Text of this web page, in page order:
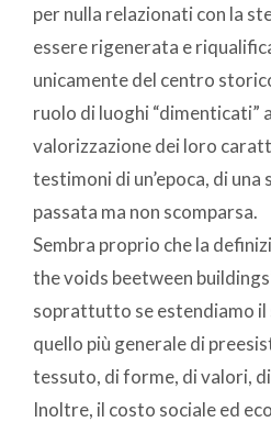
per nulla relazionati con la
essere rigenerata e
unicamente del centro
ruolo di luoghi “dimenticati”
valorizzazione dei loro
testimoni di un’epoca, di
passata ma non scomparsa.
Sembra proprio che la
the voids beetween
soprattutto se estendiamo
quello più generale di
tessuto, di forme, di valori,
Inoltre, il costo sociale ed